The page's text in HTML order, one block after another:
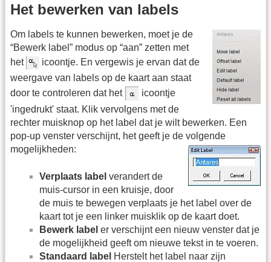
Het bewerken van labels
Om labels te kunnen bewerken, moet je de
“Bewerk label” modus op “aan” zetten met
het
icoontje. En vergewis je ervan dat de
weergave van labels op de kaart aan staat
door te controleren dat het
icoontje
'ingedrukt' staat. Klik vervolgens met de
rechter muisknop op het label dat je wilt bewerken. Een
pop-up venster verschijnt, het geeft je de volgende
mogelijkheden:
Verplaats label verandert de
muis-cursor in een kruisje, door
de muis te bewegen verplaats je het label over de
kaart tot je een linker muisklik op de kaart doet.
Bewerk label er verschijnt een nieuw venster dat je
de mogelijkheid geeft om nieuwe tekst in te voeren.
Standaard label Herstelt het label naar zijn